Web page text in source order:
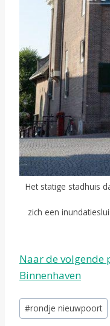
Het statige stadhuis
zich een
Naar de
Binnenhaven
Bericht
tags:
#rondje nieuwpoort